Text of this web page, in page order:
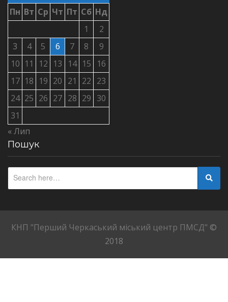
Пн Вт Ср Чт Пт Сб Нд
1
2
3
4 5 6 7 8
9
10 11 12 13 14 15
16
17 18 19 20 21 22 23
24 25 26 27 28 29 30
31
« Лип
Пошук
КНП "Перший Черкаський міський центр ПМСД" ©
2018